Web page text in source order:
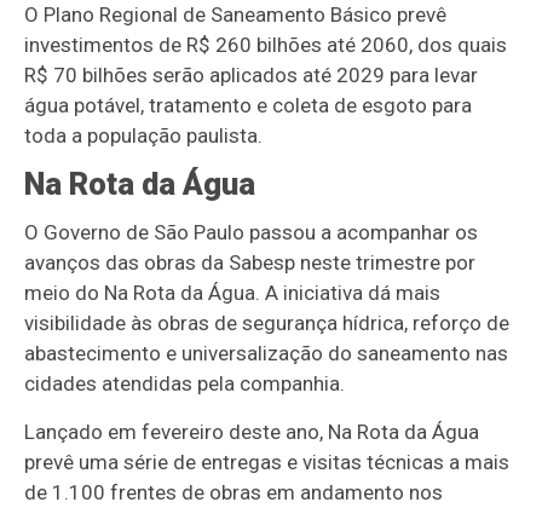
O Plano Regional de Saneamento Básico prevê
investimentos de R$ 260 bilhões até 2060, dos quais
R$ 70 bilhões serão aplicados até 2029 para levar
água potável, tratamento e coleta de esgoto para
toda a população paulista.
Na Rota da Água
O Governo de São Paulo passou a acompanhar os
avanços das obras da Sabesp neste trimestre por
meio do Na Rota da Água. A iniciativa dá mais
visibilidade às obras de segurança hídrica, reforço de
abastecimento e universalização do saneamento nas
cidades atendidas pela companhia.
Lançado em fevereiro deste ano, Na Rota da Água
prevê uma série de entregas e visitas técnicas a mais
de 1.100 frentes de obras em andamento nos